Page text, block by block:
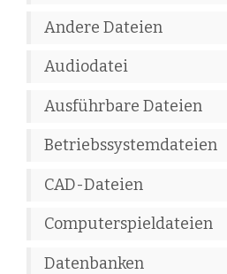
Andere Dateien
Audiodatei
Ausführbare Dateien
Betriebssystemdateien
CAD-Dateien
Computerspieldateien
Datenbanken